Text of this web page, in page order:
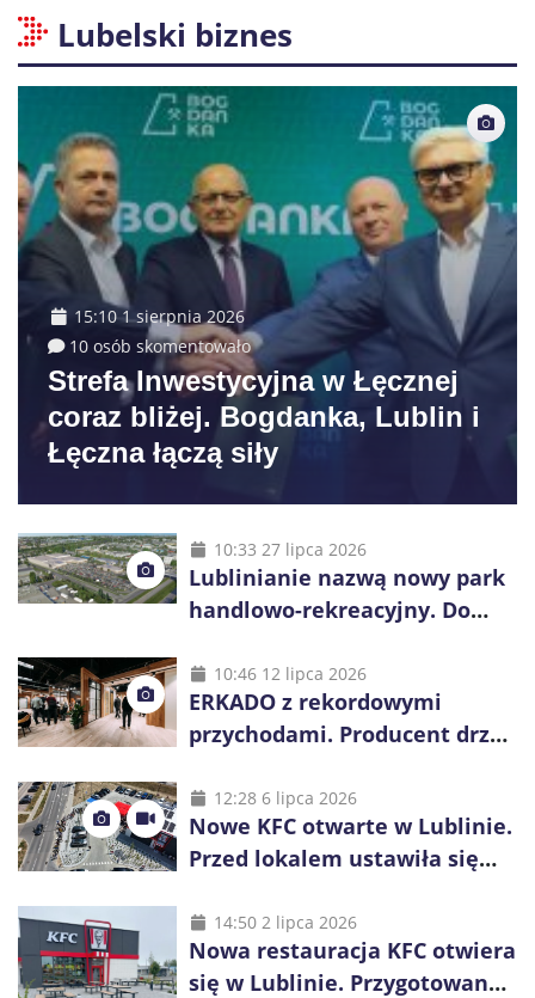
Lubelski biznes
15:10 1 sierpnia 2026
10 osób skomentowało
Strefa Inwestycyjna w Łęcznej
coraz bliżej. Bogdanka, Lublin i
Łęczna łączą siły
10:33 27 lipca 2026
Lublinianie nazwą nowy park
handlowo-rekreacyjny. Do
10:46 12 lipca 2026
ERKADO z rekordowymi
przychodami. Producent drzwi
inwestycje
12:28 6 lipca 2026
Nowe KFC otwarte w Lublinie.
Przed lokalem ustawiła się
14:50 2 lipca 2026
Nowa restauracja KFC otwiera
się w Lublinie. Przygotowano